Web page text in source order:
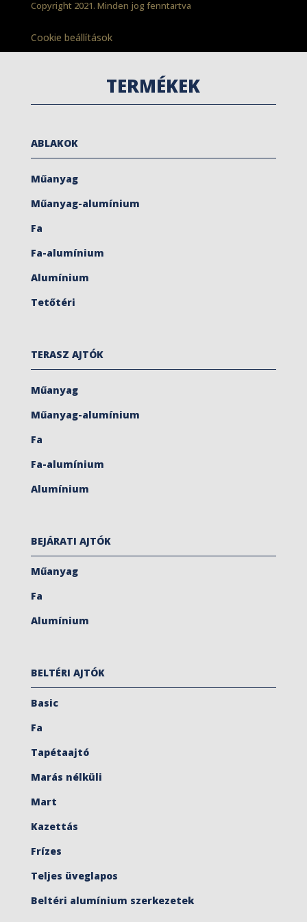
Copyright 2021. Minden jog fenntartva
Cookie beállítások
TERMÉKEK
ABLAKOK
Műanyag
Műanyag-alumínium
Fa
Fa-alumínium
Alumínium
Tetőtéri
TERASZ AJTÓK
Műanyag
Műanyag-alumínium
Fa
Fa-alumínium
Alumínium
BEJÁRATI AJTÓK
Műanyag
Fa
Alumínium
BELTÉRI AJTÓK
Basic
Fa
Tapétaajtó
Marás nélküli
Mart
Kazettás
Frízes
Teljes üveglapos
Beltéri alumínium szerkezetek